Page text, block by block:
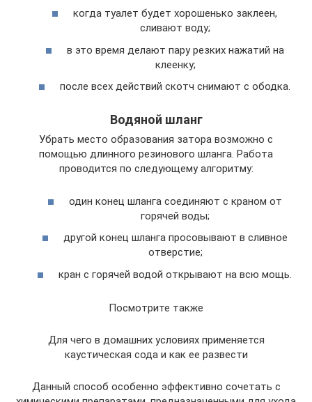
когда туалет будет хорошенько заклеен,
сливают воду;
в это время делают пару резких нажатий на
клеенку;
после всех действий скотч снимают с ободка.
Водяной шланг
Убрать место образования затора возможно с
помощью длинного резинового шланга. Работа
проводится по следующему алгоритму:
один конец шланга соединяют с краном от
горячей воды;
другой конец шланга просовывают в сливное
отверстие;
кран с горячей водой открывают на всю мощь.
Посмотрите также
Для чего в домашних условиях применяется
каустическая сода и как ее развести
Данный способ особенно эффективно сочетать с